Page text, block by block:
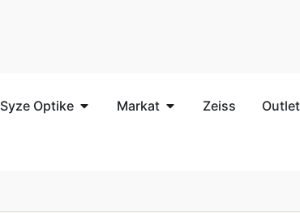
Syze Optike Markat Zeiss Outlet